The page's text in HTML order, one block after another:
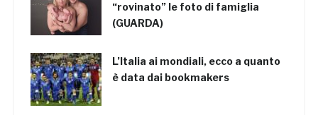
“rovinato” le foto di famiglia
(GUARDA)
L’Italia ai mondiali, ecco a quanto
è data dai bookmakers